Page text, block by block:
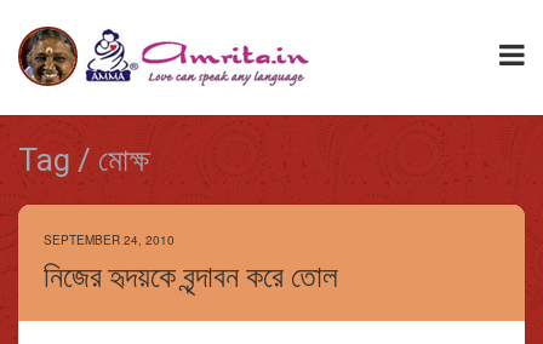
Tag / মোক্ষ
SEPTEMBER 24, 2010
নিজের হৃদয়কে বৃন্দাবন করে তোল